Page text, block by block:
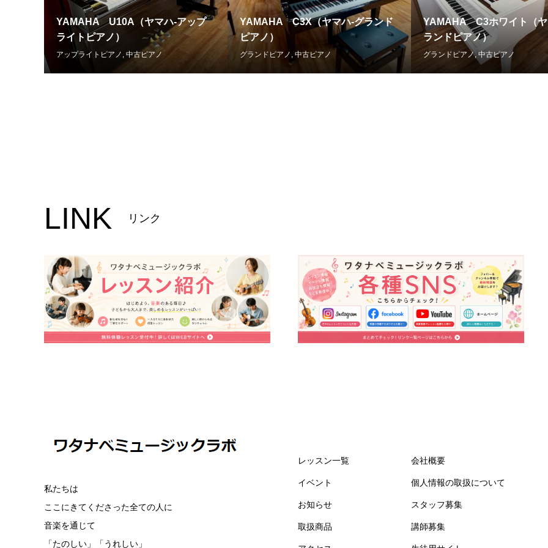
YAMAHA U10A（ヤマハ-アップ
ライトピアノ）
アップライトピアノ , 中古ピアノ
YAMAHA C3X（ヤマハ-グランド
ピアノ）
グランドピアノ , 中古ピアノ
YAMAHA C3ホワイト（ヤ
ランドピアノ）
グランドピアノ, 中古ピアノ
LINK リンク
私たちは
ここにきてくださった全ての人に
音楽を通じて
「たのしい」「うれしい」
レッスン一覧
イベント
お知らせ
取扱商品
会社概要
個人情報の取扱について
スタッフ募集
講師募集